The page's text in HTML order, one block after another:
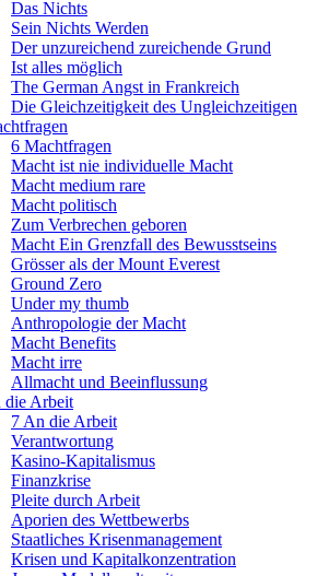
Das Nichts
Sein Nichts Werden
Der unzureichend zureichende Grund
Ist alles möglich
The German Angst in Frankreich
Die Gleichzeitigkeit des Ungleichzeitigen
6 Machtfragen
Macht ist nie individuelle Macht
Macht medium rare
Macht politisch
Zum Verbrechen geboren
Macht Ein Grenzfall des Bewusstseins
Grösser als der Mount Everest
Ground Zero
Under my thumb
Anthropologie der Macht
Macht Benefits
Macht irre
Allmacht und Beeinflussung
die Arbeit
7 An die Arbeit
Verantwortung
Kasino-Kapitalismus
Finanzkrise
Pleite durch Arbeit
Aporien des Wettbewerbs
Staatliches Krisenmanagement
Krisen und Kapitalkonzentration